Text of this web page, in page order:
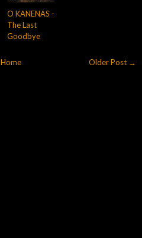
O KANENAS -
The Last
Goodbye
Older Post →
Home